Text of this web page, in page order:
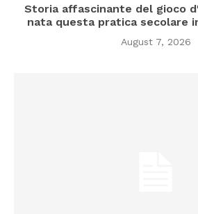
Storia affascinante del gioco
nata questa pratica secolare
August 7, 2026